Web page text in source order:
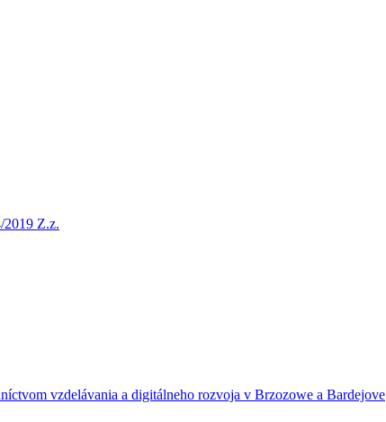
2019 Z.z.
vzdelávania a digitálneho rozvoja v Brzozowe a Bardejove